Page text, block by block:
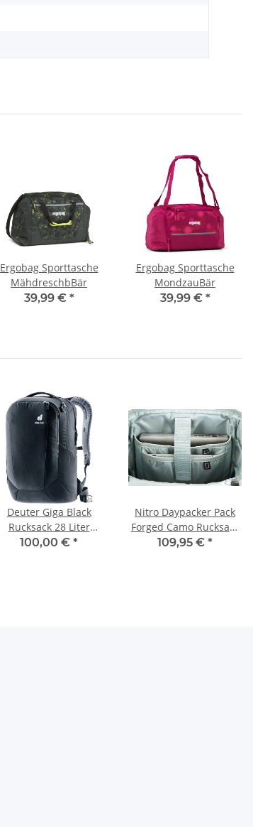
Ergobag Sporttasche
MähdreschbBär
39,99 € *
Ergobag Sporttasche
MondzauBär
39,99 € *
Deuter Giga Black
Rucksack 28 Liter
3812321-17000-0
100,00 € *
Nitro Daypacker Pack
Forged Camo Rucksack
1181878064
109,95 € *